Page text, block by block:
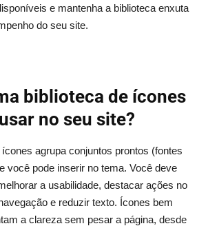
e mantenha a biblioteca enxuta
do seu site.
biblioteca de ícones
no seu site?
agrupa conjuntos prontos (fontes
você pode inserir no tema. Você deve
a usabilidade, destacar ações no
e reduzir texto. Ícones bem
a clareza sem pesar a página, desde